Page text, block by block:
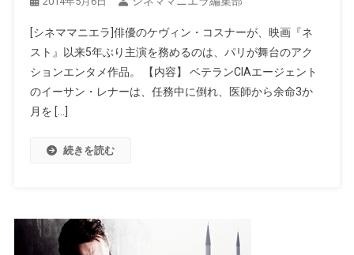
[シネママニエラ]俳優のケヴィン・コスナーが、映画『ネ
スト』以来5年ぶり主演を務めるのは、パリが舞台のアク
ションエンタメ作品。 【内容】 ベテランCIAエージェント
のイーサン・レナーは、任務中に倒れ、医師から余命3か
月を […]
続きを読む